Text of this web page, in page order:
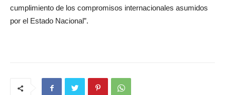
cumplimiento de los compromisos internacionales asumidos
por el Estado Nacional”.